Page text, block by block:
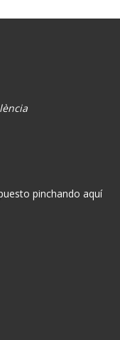
pinchando aquí